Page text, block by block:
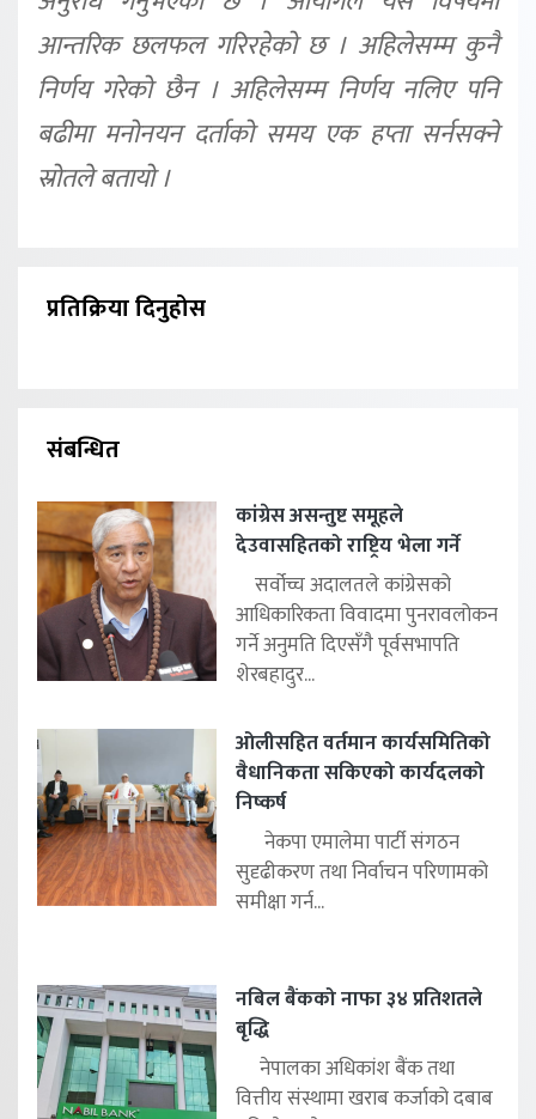
आन्तरिक छलफल गरिरहेको छ । अहिलेसम्म कुनै
निर्णय गरेको छैन । अहिलेसम्म निर्णय नलिए पनि
बढीमा मनोनयन दर्ताको समय एक हप्ता सर्नसक्ने
स्रोतले बतायो ।
प्रतिक्रिया दिनुहोस
संबन्धित
कांग्रेस असन्तुष्ट समूहले
देउवासहितको राष्ट्रिय भेला गर्ने
सर्वोच्च अदालतले कांग्रेसको
आधिकारिकता विवादमा पुनरावलोकन
गर्ने अनुमति दिएसँगै पूर्वसभापति
शेरबहादुर...
ओलीसहित वर्तमान कार्यसमितिको
वैधानिकता सकिएको कार्यदलको
निष्कर्ष
नेकपा एमालेमा पार्टी संगठन
सुदृढीकरण तथा निर्वाचन परिणामको
समीक्षा गर्न...
नबिल बैंकको नाफा ३४ प्रतिशतले
बृद्धि
नेपालका अधिकांश बैंक तथा
वित्तीय संस्थामा खराब कर्जाको दबाब